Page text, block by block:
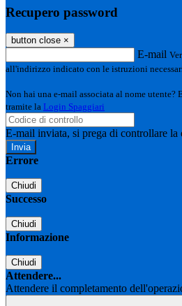
Recupero password
button close ×
E-mail
all'indirizzo indicato con le istruzioni
Non hai una e-mail associata al nome utente?
tramite la Login Spaggiari
E-mail inviata, si prega di controllare la
Errore
Chiudi
Successo
Chiudi
Informazione
Chiudi
Attendere...
Attendere il completamento